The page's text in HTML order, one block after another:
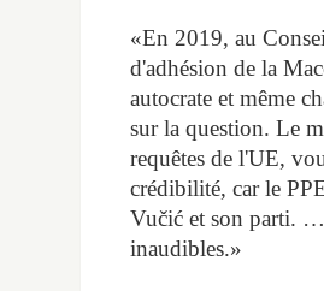
«En 2019, au
d'adhésion de la
autocrate et même
sur la question. Le
requêtes de l'UE,
crédibilité, car le
Vučić et son parti. …
inaudibles.»